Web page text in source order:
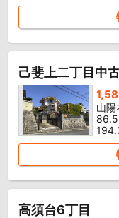
己斐上二丁目中
山
高須台6丁目